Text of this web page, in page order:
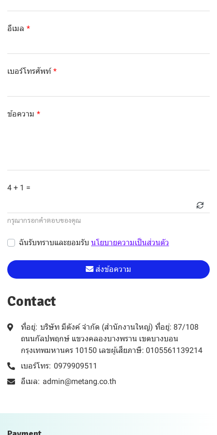
อีเมล
เบอร์โทรศัพท์
ข้อความ
4 + 1 =
กรุณากรอกคำตอบของคุณ
ฉันรับทราบและยอมรับ นโยบายความเป็นส่วนตัว
ส่งข้อความ
Contact
ที่อยู่: บริษัท มีตังค์ จำกัด (สำนักงานใหญ่) ที่อยู่: 87/108
ถนนกัลปพฤกษ์ แขวงคลองบางพราน เขตบางบอน
กรุงเทพมหานคร 10150 เลขผู้เสียภาษี: 0105561139214
เบอร์โทร: 0979909511
อีเมล: admin@metang.co.th